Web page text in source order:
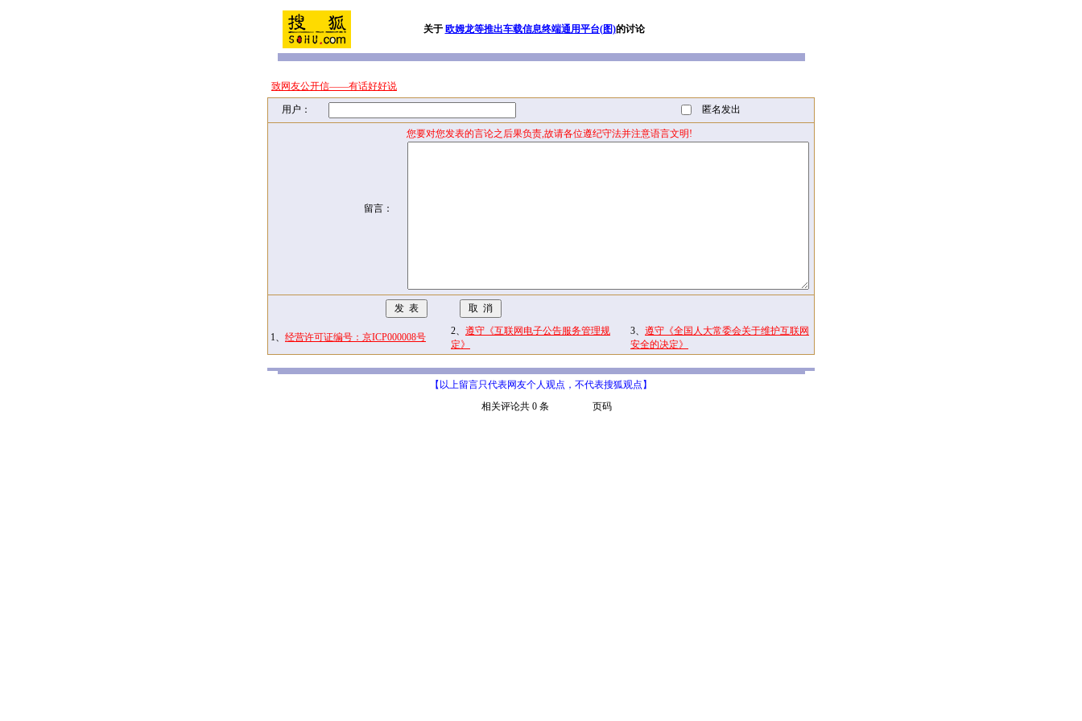
关于 欧姆龙等推出车载信息终端通用平台(图)的讨论
致网友公开信——有话好好说
用户： 匿名发出
留言：
您要对您发表的言论之后果负责,故请各位遵纪守法并注意语言文明!
1、 经营许可证编号：京ICP000008号
2、 遵守《互联网电子公告服务管理规
定》
3、 遵守《全国人大常委会关于维护互联网
安全的决定》
【以上留言只代表网友个人观点，不代表搜狐观点】
相关评论共 0 条
页码